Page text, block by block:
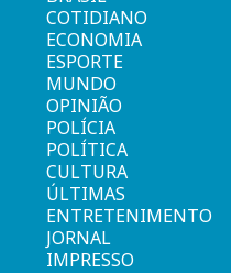
COTIDIANO
ECONOMIA
ESPORTE
MUNDO
OPINIÃO
POLÍCIA
POLÍTICA
CULTURA
ÚLTIMAS
ENTRETENIMENTO
JORNAL
IMPRESSO